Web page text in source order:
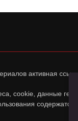
активная
cookie, данные
содержатся в